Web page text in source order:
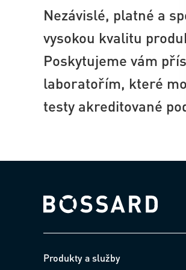
Nezávislé, platné a
vysokou kvalitu
Poskytujeme vám
laboratořím, které
testy akreditované
Bossard homepage
Produkty a služby